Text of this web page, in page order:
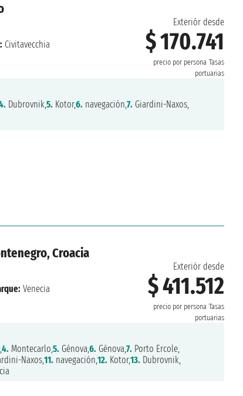
Exteriór desde
$ 170.741
precio por persona Tasas
portuarias
Civitavecchia
Dubrovnik,5. Kotor,6. navegación,7. Giardini-Naxos,
Croacia
Exteriór desde
$ 411.512
precio por persona Tasas
portuarias
Venecia
4. Montecarlo,5. Génova,6. Génova,7. Porto Ercole,
Naxos,11. navegación,12. Kotor,13. Dubrovnik,